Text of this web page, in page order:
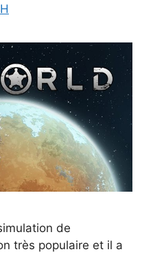
de
très populaire et il a